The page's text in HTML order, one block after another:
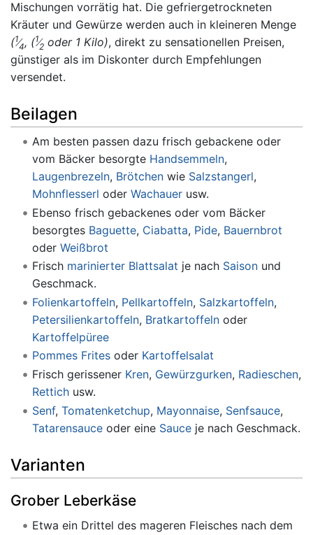
Mischungen vorrätig hat. Die gefriergetrockneten
Kräuter und Gewürze werden auch in kleineren Menge
(1
4, (1
2 oder 1 Kilo), direkt zu sensationellen Preisen,
günstiger als im Diskonter durch Empfehlungen
versendet.
Beilagen
Am besten passen dazu frisch gebackene oder
vom Bäcker besorgte Handsemmeln,
Laugenbrezeln, Brötchenwie Salzstangerl,
Mohnflesserl oder Wachauerusw.
Ebenso frisch gebackenes oder vom Bäcker
besorgtes Baguette, Ciabatta, Pide, Bauernbrot
oder Weißbrot
Frisch marinierter Blattsalat je nach Saisonund
Geschmack.
Folienkartoffeln, Pellkartoffeln, Salzkartoffeln,
Petersilienkartoffeln, Bratkartoffelnoder
Kartoffelpüree
Pommes Fritesoder Kartoffelsalat
Frisch gerissener Kren, Gewürzgurken, Radieschen,
Rettichusw.
Senf, Tomatenketchup, Mayonnaise, Senfsauce,
Tatarensauceoder eine Sauceje nach Geschmack.
Varianten
Grober Leberkäse
Etwa ein Drittel des mageren Fleisches nach dem